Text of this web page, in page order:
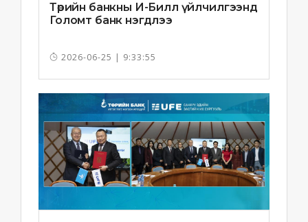
Төрийн банкны И-Билл үйлчилгээнд
Голомт банк нэгдлээ
2026-06-25 | 9:33:55